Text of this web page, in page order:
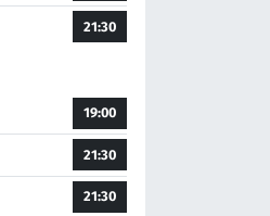
21:30
19:00
21:30
21:30